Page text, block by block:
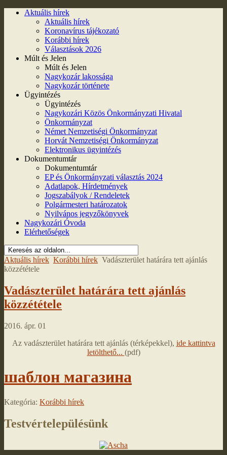
Aktuális hírek
Aktuális hírek
Koronavírus tájékozató
Korábbi hírek
Választások 2026
Múlt és Jelen
Múlt és Jelen
Nagykozár lakossága
Nagykozár története
Ügyintézés
Ügyintézés
Nagykozári Közös Önkormányzati Hivatal
Önkormányzat
Német Nemzetiségi Önkormányzat
Horvát Nemzetiségi Önkormányzat
Elektronikus ügyintézés
Dokumentumtár
Dokumentumtár
EP és Önkormányzati választás 2024
Adatlapok, Hírdetmények
Jogszabályok / Rendeletek
Polgármesteri határozatok
Nyilvános jegyzőkönyvek
Nagykozári Óvoda
Elérhetőségek
Aktuális hírek Korábbi hírek Vadászterület határára tett ajánlás
közzététele
Vadászterület határára tett ajánlás
közzététele
2016. ápr. 01
Az vadászterület határára tett ajánlás (térképekkel), ide kattintva
letölthető... (pdf)
шаблон магазина
Kategória: Korábbi hírek
Testvértelepülésünk